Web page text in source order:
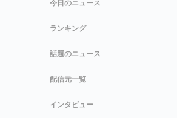
今日のニュース
ランキング
話題のニュース
配信元一覧
インタビュー